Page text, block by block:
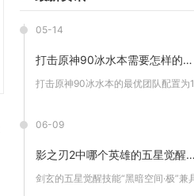
05-14
打击原神90冰水本需要怎样的团队配置
打击原神90冰水本的最优团队配置为
06-09
影之刃2中哪个英雄的五星觉醒技能最强
剑玄的五星觉醒技能“黑暗空间·极”兼